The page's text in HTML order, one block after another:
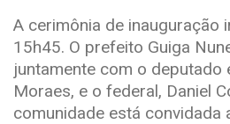
A cerimônia de inauguração
15h45. O prefeito Guiga
juntamente com o deputado
Moraes, e o federal, Daniel
comunidade está convidada